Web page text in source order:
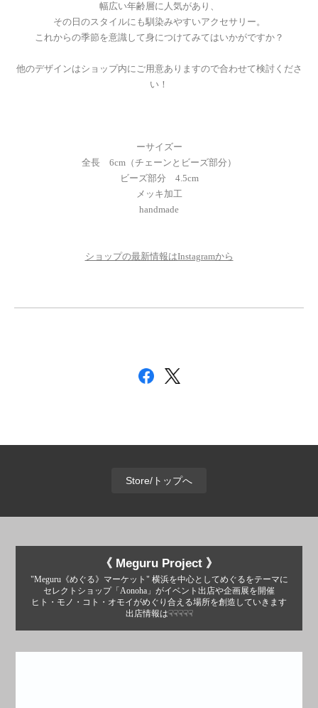
幅広い年齢層に人気があり、
その日のスタイルにも馴染みやすいアクセサリー。
これからの季節を意識して身につけてみてはいかがですか？
他のデザインはショップ内にご用意ありますので合わせて検討くださ
い！
ーサイズー
全長 6cm（チェーンとビーズ部分）
ビーズ部分 4.5cm
メッキ加工
handmade
ショップの最新情報はInstagramから
Store/トップへ
《 Meguru Project 》
"Meguru《めぐる》マーケット" 横浜を中心としてめぐるをテーマに
セレクトショップ「Aonoha」がイベント出店や企画展を開催
ヒト・モノ・コト・オモイがめぐり合える場所を創造していきます
出店情報は☟☟☟☟☟